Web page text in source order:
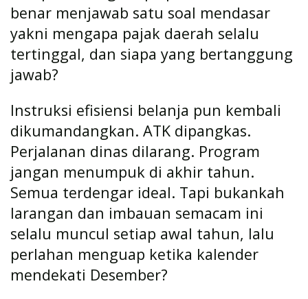
benar menjawab satu soal mendasar
yakni mengapa pajak daerah selalu
tertinggal, dan siapa yang bertanggung
jawab?
Instruksi efisiensi belanja pun kembali
dikumandangkan. ATK dipangkas.
Perjalanan dinas dilarang. Program
jangan menumpuk di akhir tahun.
Semua terdengar ideal. Tapi bukankah
larangan dan imbauan semacam ini
selalu muncul setiap awal tahun, lalu
perlahan menguap ketika kalender
mendekati Desember?